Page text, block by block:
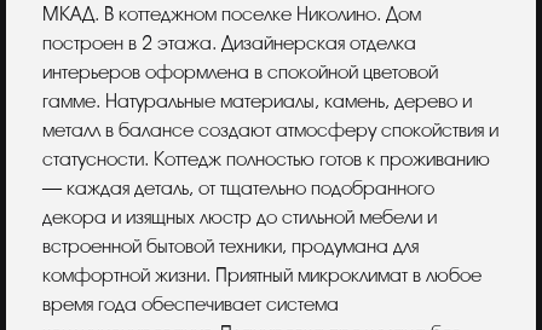
МКАД. В коттеджном поселке Николино. Дом
построен в 2 этажа. Дизайнерская отделка
интерьеров оформлена в спокойной цветовой
гамме. Натуральные материалы, камень, дерево и
металл в балансе создают атмосферу спокойствия и
статусности. Коттедж полностью готов к проживанию
— каждая деталь, от тщательно подобранного
декора и изящных люстр до стильной мебели и
встроенной бытовой техники, продумана для
комфортной жизни. Приятный микроклимат в любое
время года обеспечивает система